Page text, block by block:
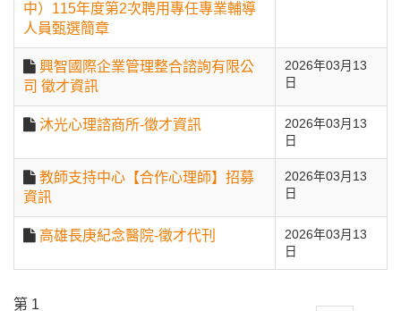
中）115年度第2次聘用專任專業輔導
人員甄選簡章
興智國際企業管理整合諮詢有限公
司 徵才資訊
2026年03月13
日
沐光心理諮商所-徵才資訊
2026年03月13
日
教師支持中心【合作心理師】招募
資訊
2026年03月13
日
高雄長庚紀念醫院-徵才代刊
2026年03月13
日
第 1